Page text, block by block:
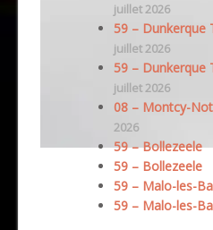
juillet 2026
59 – Dunkerque
juillet 2026
59 – Dunkerque
juillet 2026
08 – Montcy-
2026
59 – Bollezeele
59 – Bollezeele
59 – Malo-les-
59 – Malo-les-